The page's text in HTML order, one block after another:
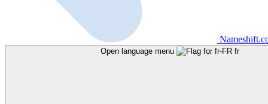
Open language menu fr